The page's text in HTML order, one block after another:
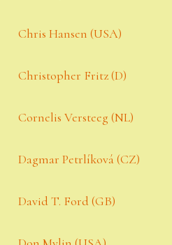
Chris Hansen (USA)
Christopher Fritz (D)
Cornelis Versteeg (NL)
Dagmar Petrlíková (CZ)
David T. Ford (GB)